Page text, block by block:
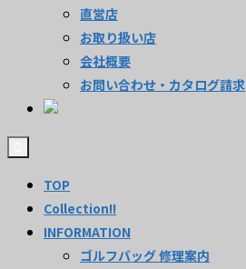
直営店
お取り扱い店
会社概要
お問い合わせ・カタログ請求
TOP
Collection!!
INFORMATION
ゴルフバッグ 修理案内